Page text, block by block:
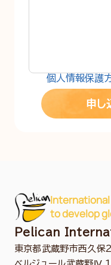
個人情報保護
to develop
Pelican
東京都武蔵野市西久